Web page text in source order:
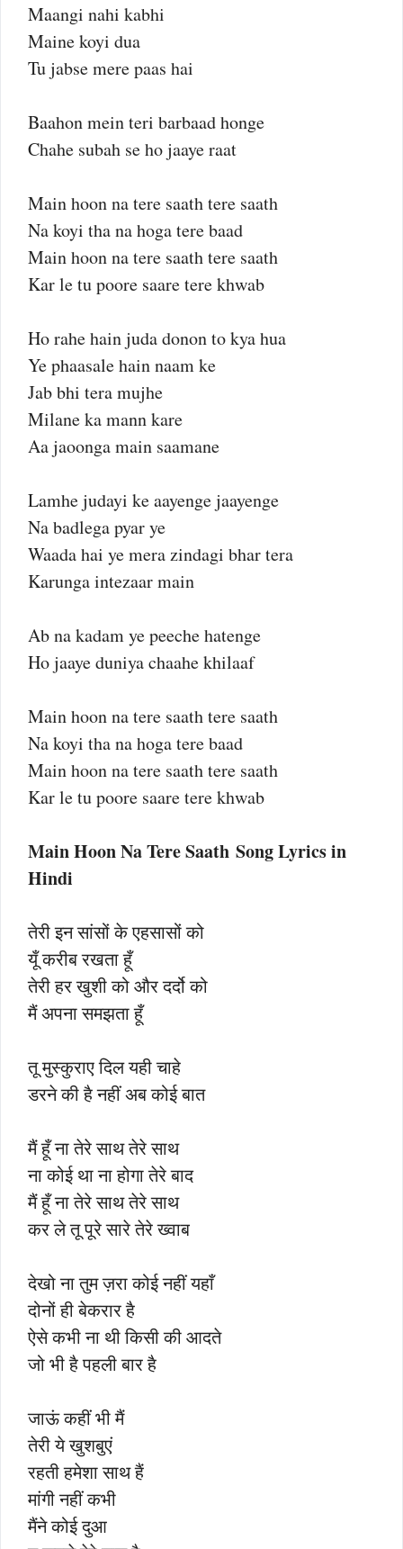
Maangi nahi kabhi
Maine koyi dua
Tu jabse mere paas hai
Baahon mein teri barbaad honge
Chahe subah se ho jaaye raat
Main hoon na tere saath tere saath
Na koyi tha na hoga tere baad
Main hoon na tere saath tere saath
Kar le tu poore saare tere khwab
Ho rahe hain juda donon to kya hua
Ye phaasale hain naam ke
Jab bhi tera mujhe
Milane ka mann kare
Aa jaoonga main saamane
Lamhe judayi ke aayenge jaayenge
Na badlega pyar ye
Waada hai ye mera zindagi bhar tera
Karunga intezaar main
Ab na kadam ye peeche hatenge
Ho jaaye duniya chaahe khilaaf
Main hoon na tere saath tere saath
Na koyi tha na hoga tere baad
Main hoon na tere saath tere saath
Kar le tu poore saare tere khwab
Main Hoon Na Tere Saath Song Lyrics in
Hindi
तेरी इन सांसों के एहसासों को
यूँ करीब रखता हूँ
तेरी हर खुशी को और दर्दो को
मैं अपना समझता हूँ
तू मुस्कुराए दिल यही चाहे
डरने की है नहीं अब कोई बात
मैं हूँ ना तेरे साथ तेरे साथ
ना कोई था ना होगा तेरे बाद
मैं हूँ ना तेरे साथ तेरे साथ
कर ले तू पूरे सारे तेरे ख्वाब
देखो ना तुम ज़रा कोई नहीं यहाँ
दोनों ही बेकरार है
ऐसे कभी ना थी किसी की आदते
जो भी है पहली बार है
जाऊं कहीं भी मैं
तेरी ये खुशबुएं
रहती हमेशा साथ हैं
मांगी नहीं कभी
मैंने कोई दुआ